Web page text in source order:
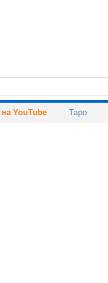
YouTube Таро